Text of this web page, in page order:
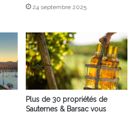
24 septembre 2025
Plus de 30 propriétés de
Sauternes & Barsac vous